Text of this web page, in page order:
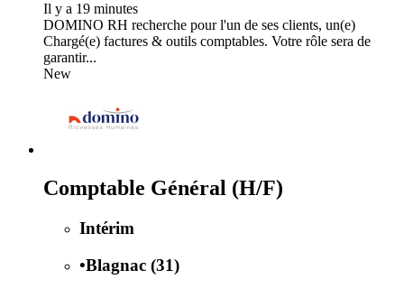
Il y a 19 minutes
DOMINO RH recherche pour l'un de ses clients, un(e)
Chargé(e) factures & outils comptables. Votre rôle sera de
garantir...
New
Comptable Général (H/F)
Intérim
•Blagnac (31)